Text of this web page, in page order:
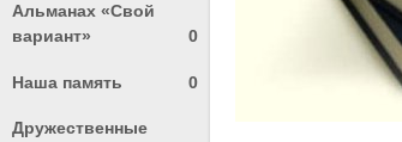
Альманах «Свой
вариант»
0
Наша память 0
Дружественные